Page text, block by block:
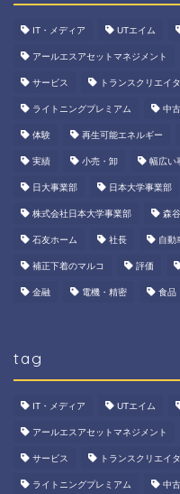
IT・メディア UTエイム
アールエスアセットマネジメント
サービス トランスクリエイ
ライトニングプレミアム 中
体験 再生可能エネルギー
実績 小売・卸 幅広い
日大事業部 日本大学事業部
株式会社日本大学事業部 森
石友ホーム 社長 自動
補正下着のマルコ 評価
金融 電機・精密 食品
tag
IT・メディア UTエイム
アールエスアセットマネジメント
サービス トランスクリエイ
ライトニングプレミアム 中